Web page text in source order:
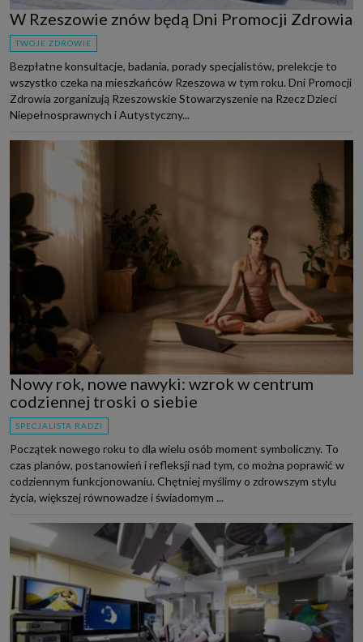
W Rzeszowie znów będą Dni Promocji Zdrowia
TWOJE ZDROWIE
Bezpłatne konsultacje, badania, porady specjalistów, prelekcje to
wszystko czeka na mieszkańców Rzeszowa w tym roku. Dni Promocji
Zdrowia zorganizują Rzeszowskie Stowarzyszenie na Rzecz Dzieci
Niepełnosprawnych i Autystyczny...
Nowy rok, nowe nawyki: wzrok w centrum
codziennej troski o siebie
SPECJALISTA RADZI
Początek nowego roku to dla wielu osób moment symboliczny. To
czas planów, postanowień i refleksji nad tym, co można poprawić w
codziennym funkcjonowaniu. Chętniej myślimy o zdrowszym stylu
życia, większej równowadze i świadomym ...